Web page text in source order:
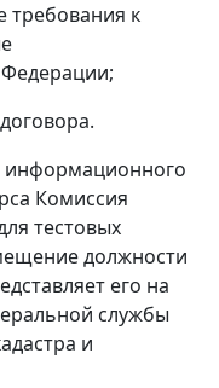
к
информационного
Комиссия
тестовых
должности
его на
службы
и